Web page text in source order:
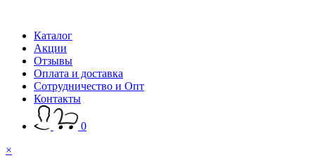
Каталог
Акции
Отзывы
Оплата и доставка
Сотрудничество и Опт
Контакты
0
×